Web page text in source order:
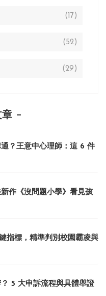
(17)
(52)
(29)
章
？王意中心理師：這 6 件
作《沒問題小學》看見孩
指標，精準判別校園霸凌與
5 大申訴流程與具體舉證